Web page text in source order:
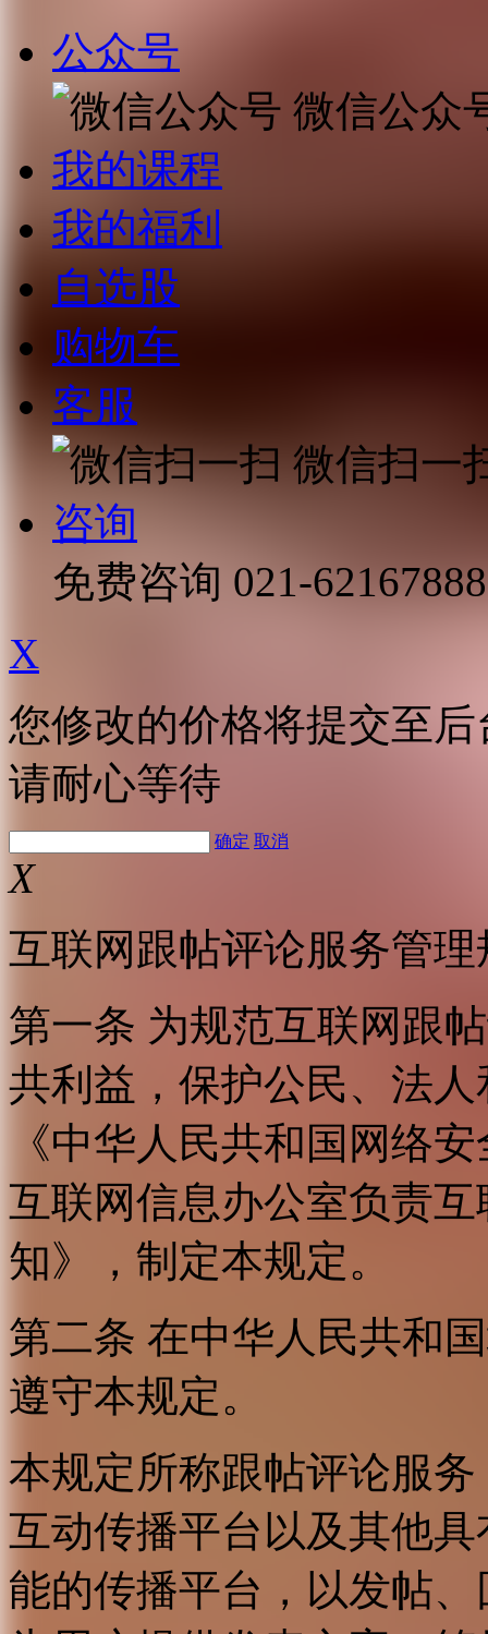
公众号
微信公众
我的课程
我的福利
自选股
购物车
客服
微信扫一
咨询
免费咨询 021-62167888
X
您修改的价格将提交至
请耐心等待
确定 取消
X
互联网跟帖评论服务管理
第一条 为规范互联网跟
共利益，保护公民、法
《中华人民共和国网络
互联网信息办公室负责
知》，制定本规定。
第二条 在中华人民共和
遵守本规定。
本规定所称跟帖评论服
互动传播平台以及其他
能的传播平台，以发帖